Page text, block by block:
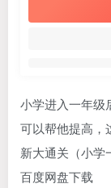
小学进入一年级
可以帮他提高，
新大通关（小学
百度网盘下载